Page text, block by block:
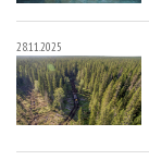
28.11.2025